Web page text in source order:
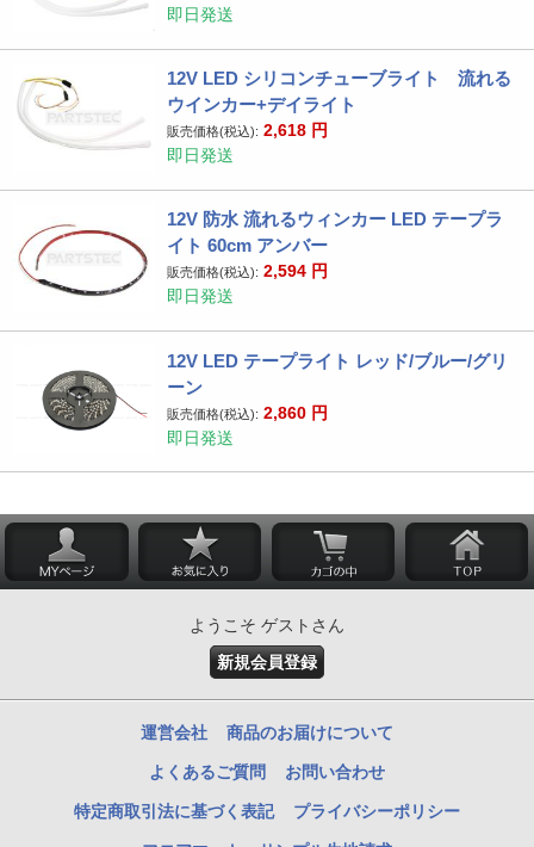
即日発送
12V LED シリコンチューブライト 流れる
ウインカー+デイライト
販売価格(税込): 2,618 円
即日発送
12V 防水 流れるウィンカー LED テープラ
イト 60cm アンバー
販売価格(税込): 2,594 円
即日発送
12V LED テープライト レッド/ブルー/グリ
ーン
販売価格(税込): 2,860 円
即日発送
ようこそ ゲストさん
新規会員登録
運営会社 商品のお届けについて
よくあるご質問 お問い合わせ
特定商取引法に基づく表記 プライバシーポリシー